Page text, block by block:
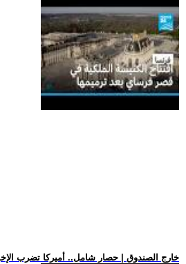
.. خارج الصندوق | حصار شامل.. أميركا تضرب